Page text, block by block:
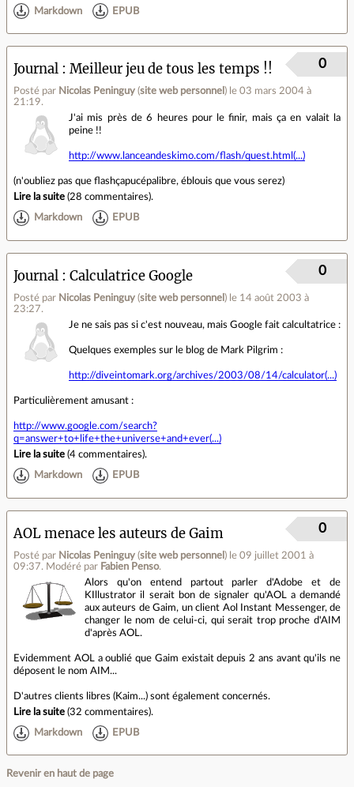
Markdown EPUB
Journal Meilleur jeu de tous les temps !!
Posté par Nicolas Peninguy (site web personnel ) le 03 mars 2004 à
21:19.
0
J'ai mis près de 6 heures pour le finir, mais ça en valait la
peine !!
http://www.lanceandeskimo.com/flash/quest.html(...)
(n'oubliez pas que flashçapucépalibre, éblouis que vous serez)
Lire la suite (28 commentaires).
Markdown EPUB
Journal Calculatrice Google
Posté par Nicolas Peninguy (site web personnel ) le 14 août 2003 à
23:27.
0
Je ne sais pas si c'est nouveau, mais Google fait calcultatrice :
Quelques exemples sur le blog de Mark Pilgrim :
http://diveintomark.org/archives/2003/08/14/calculator(...)
Particulièrement amusant :
http://www.google.com/search?
q=answer+to+life+the+universe+and+ever(...)
Lire la suite (4 commentaires).
Markdown EPUB
AOL menace les auteurs de Gaim
Posté par Nicolas Peninguy (site web personnel ) le 09 juillet 2001 à
09:37. Modéré par Fabien Penso.
0
Alors qu'on entend partout parler d'Adobe et de
KIllustrator il serait bon de signaler qu'AOL a demandé
aux auteurs de Gaim, un client Aol Instant Messenger, de
changer le nom de celui-ci, qui serait trop proche d'AIM
d'après AOL.
Evidemment AOL a oublié que Gaim existait depuis 2 ans avant qu'ils ne
déposent le nom AIM...
D'autres clients libres (Kaim...) sont également concernés.
Lire la suite (32 commentaires).
Markdown EPUB
Revenir en haut de page